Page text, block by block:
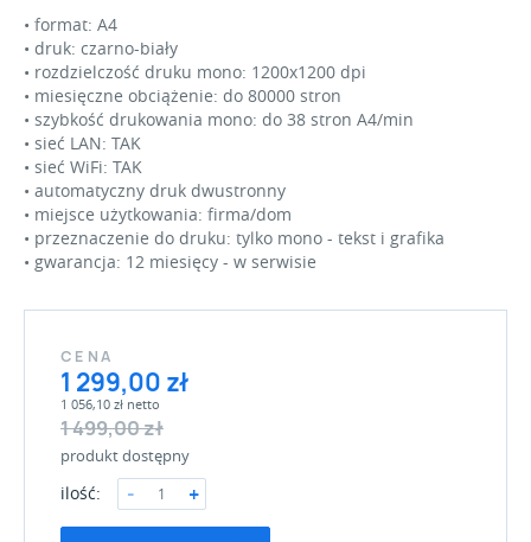
• format: A4
• druk: czarno-biały
• rozdzielczość druku mono: 1200x1200 dpi
• miesięczne obciążenie: do 80000 stron
• szybkość drukowania mono: do 38 stron A4/min
• sieć LAN: TAK
• sieć WiFi: TAK
• automatyczny druk dwustronny
• miejsce użytkowania: firma/dom
• przeznaczenie do druku: tylko mono - tekst i grafika
• gwarancja: 12 miesięcy - w serwisie
CENA
1 299,00 zł
1 056,10 zł netto
1 499,00 zł
produkt dostępny
ilość: